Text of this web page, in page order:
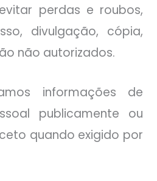
perdas e roubos,
divulgação, cópia,
não autorizados.
informações de
publicamente ou
quando exigido por